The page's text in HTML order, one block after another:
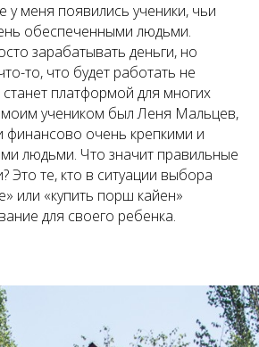
у меня появились ученики, чьи
обеспеченными людьми.
зарабатывать деньги, но
то, что будет работать не
платформой для многих
моим учеником был Леня Мальцев,
финансово очень крепкими и
людьми. Что значит правильные
Это те, кто в ситуации выбора
или «купить порш кайен»
для своего ребенка.